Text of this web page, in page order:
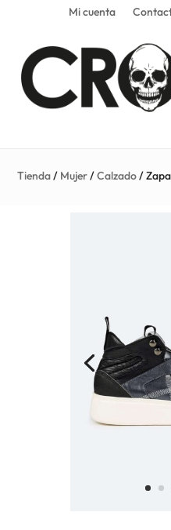
Mi cuenta
Tienda/ Mujer/Calzado/